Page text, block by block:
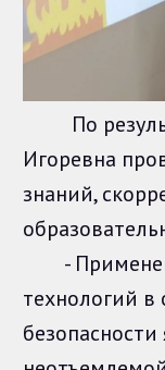
По
Игоревна
знаний,
-
технологий
безопасности